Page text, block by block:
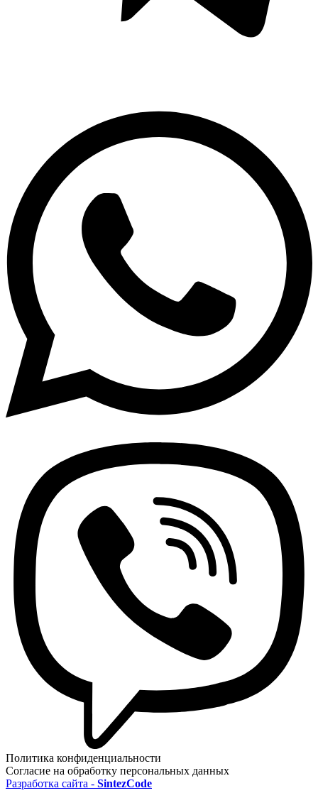
Политика конфиденциальности
Согласие на обработку персональных данных
Разработка сайта - SintezCode